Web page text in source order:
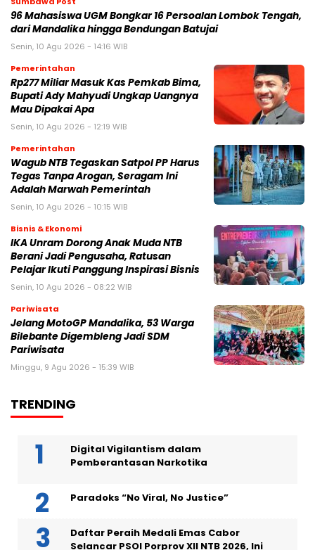
96 Mahasiswa UGM Bongkar 16 Persoalan Lombok Tengah,
dari Mandalika hingga Bendungan Batujai
Senin, 10 Agu 2026 - 14:16 WIB
Pemerintahan
Rp277 Miliar Masuk Kas Pemkab Bima,
Bupati Ady Mahyudi Ungkap Uangnya
Mau Dipakai Apa
Senin, 10 Agu 2026 - 12:19 WIB
Pemerintahan
Wagub NTB Tegaskan Satpol PP Harus
Tegas Tanpa Arogan, Seragam Ini
Adalah Marwah Pemerintah
Senin, 10 Agu 2026 - 10:15 WIB
Bisnis & Ekonomi
IKA Unram Dorong Anak Muda NTB
Berani Jadi Pengusaha, Ratusan
Pelajar Ikuti Panggung Inspirasi Bisnis
Senin, 10 Agu 2026 - 08:22 WIB
Pariwisata
Jelang MotoGP Mandalika, 53 Warga
Bilebante Digembleng Jadi SDM
Pariwisata
Minggu, 9 Agu 2026 - 15:39 WIB
TRENDING
Digital Vigilantism dalam
Pemberantasan Narkotika
Paradoks “No Viral, No Justice”
Daftar Peraih Medali Emas Cabor
Selancar PSOI Porprov XII NTB 2026, Ini